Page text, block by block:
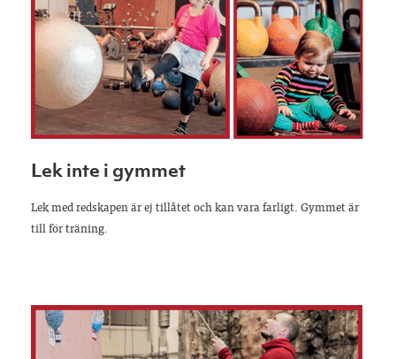
Lek inte i gymmet
Lek med redskapen är ej tillåtet och kan vara farligt. Gymmet är
till för träning.